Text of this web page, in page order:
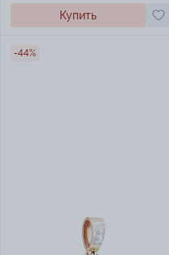
Купить
-44%